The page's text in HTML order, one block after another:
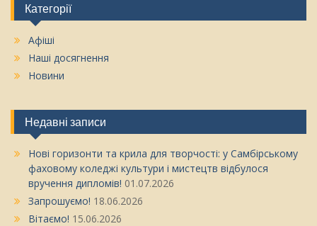
Категорії
Афіші
Наші досягнення
Новини
Недавні записи
Нові горизонти та крила для творчості: у Самбірському
фаховому коледжі культури і мистецтв відбулося
вручення дипломів! 01.07.2026
Запрошуємо! 18.06.2026
Вітаємо! 15.06.2026